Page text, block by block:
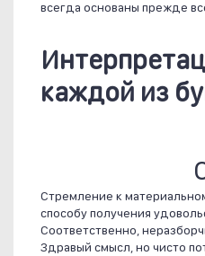
всегда основаны прежде
каждой из
Стремление к
способу получения
Соответственно,
Здравый смысл, но чисто